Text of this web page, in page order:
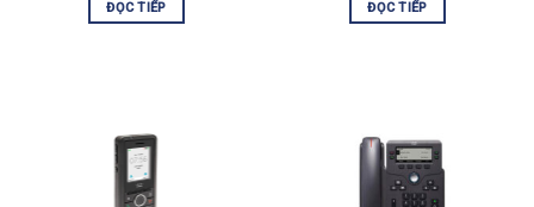
rộng được kết nối qua cổng RJ-9.
đều tương thích với thiết bị trợ thính (HAC)
và đáp ứng các yêu cầu về độ ồn của Ủy
ban Truyền thông Liên bang (FCC) đối với
ĐỌC TIẾP ĐỌC TIẾP